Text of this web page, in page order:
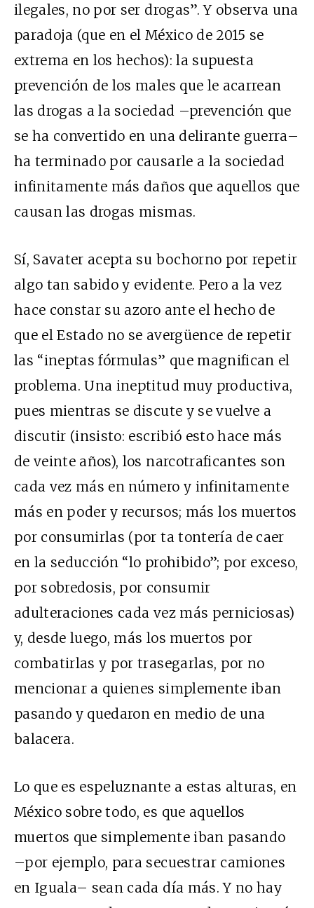
ilegales, no por ser drogas”. Y observa una
paradoja (que en el México de 2015 se
extrema en los hechos): la supuesta
prevención de los males que le acarrean
las drogas a la sociedad –prevención que
se ha convertido en una delirante guerra–
ha terminado por causarle a la sociedad
infinitamente más daños que aquellos que
causan las drogas mismas.
Sí, Savater acepta su bochorno por repetir
algo tan sabido y evidente. Pero a la vez
hace constar su azoro ante el hecho de
que el Estado no se avergüence de repetir
las “ineptas fórmulas” que magnifican el
problema. Una ineptitud muy productiva,
pues mientras se discute y se vuelve a
discutir (insisto: escribió esto hace más
de veinte años), los narcotraficantes son
cada vez más en número y infinitamente
más en poder y recursos; más los muertos
por consumirlas (por ta tontería de caer
en la seducción “lo prohibido”; por exceso,
por sobredosis, por consumir
adulteraciones cada vez más perniciosas)
y, desde luego, más los muertos por
combatirlas y por trasegarlas, por no
mencionar a quienes simplemente iban
pasando y quedaron en medio de una
balacera.
Lo que es espeluznante a estas alturas, en
México sobre todo, es que aquellos
muertos que simplemente iban pasando
–por ejemplo, para secuestrar camiones
en Iguala– sean cada día más. Y no hay